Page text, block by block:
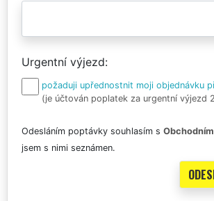
Urgentní výjezd
požaduji upřednostnit moji objednávku
(je účtován poplatek za urgentní výjezd
Odesláním poptávky souhlasím s
jsem s nimi seznámen.